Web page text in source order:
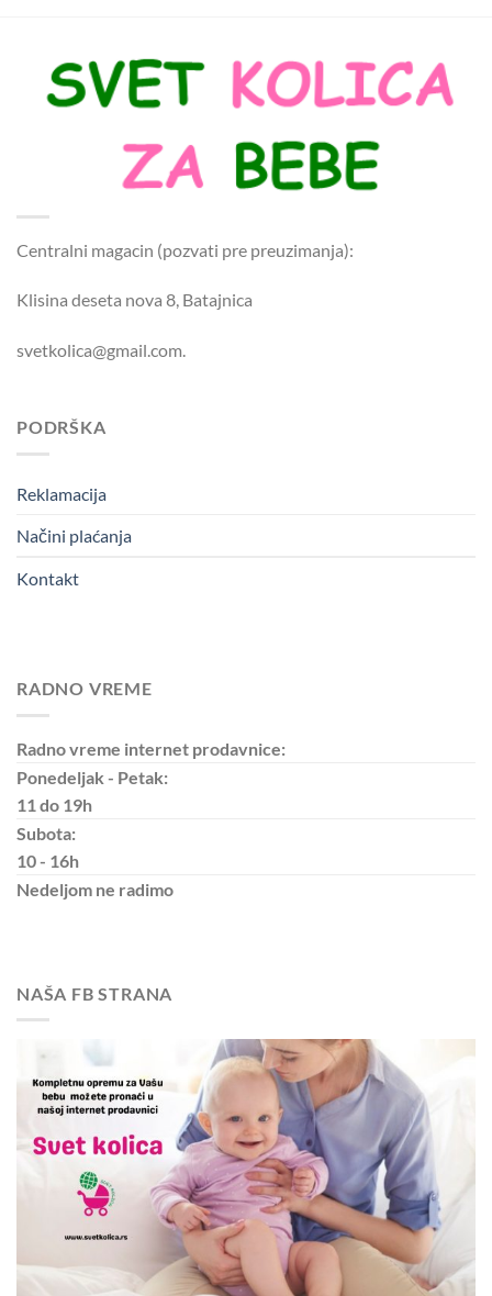
Centralni magacin (pozvati pre preuzimanja):
Klisina deseta nova 8, Batajnica
svetkolica@gmail.com.
PODRŠKA
Reklamacija
Načini plaćanja
Kontakt
RADNO VREME
Radno vreme internet prodavnice:
Ponedeljak - Petak:
11 do 19h
Subota:
10 - 16h
Nedeljom ne radimo
NAŠA FB STRANA